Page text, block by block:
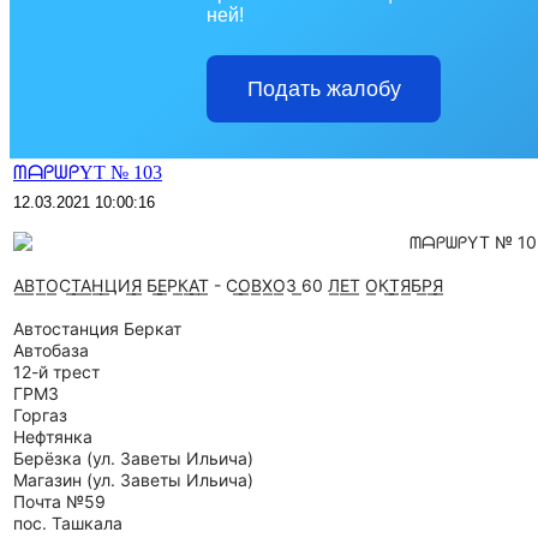
ней!
Подать жалобу
ᗰᗩᑭᗯᑭYT № 103
12.03.2021 10:00:16
ᗰᗩᑭᗯᑭYT №
А͟В͟Т͟О͟С͟Т͟А͟Н͟ ͟ЦИ͟Я͟ Б͟Е͟Р͟К͟А͟Т͟ - С͟О͟В͟Х͟О͟З͟ 60 Л͟Е͟Т͟ О͟К͟Т͟Я͟Б͟Р͟Я͟
Автостанция Беркат
Автобаза
12-й трест
ГРМЗ
Горгаз
Нефтянка
Берёзка (ул. Заветы Ильича)
Магазин (ул. Заветы Ильича)
Почта №59
пос. Ташкала